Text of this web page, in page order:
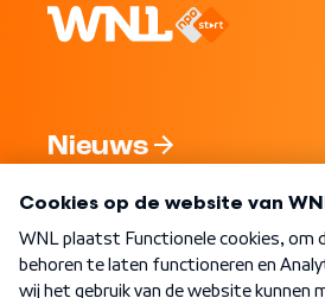
Nieuws
Nieuwsbrief